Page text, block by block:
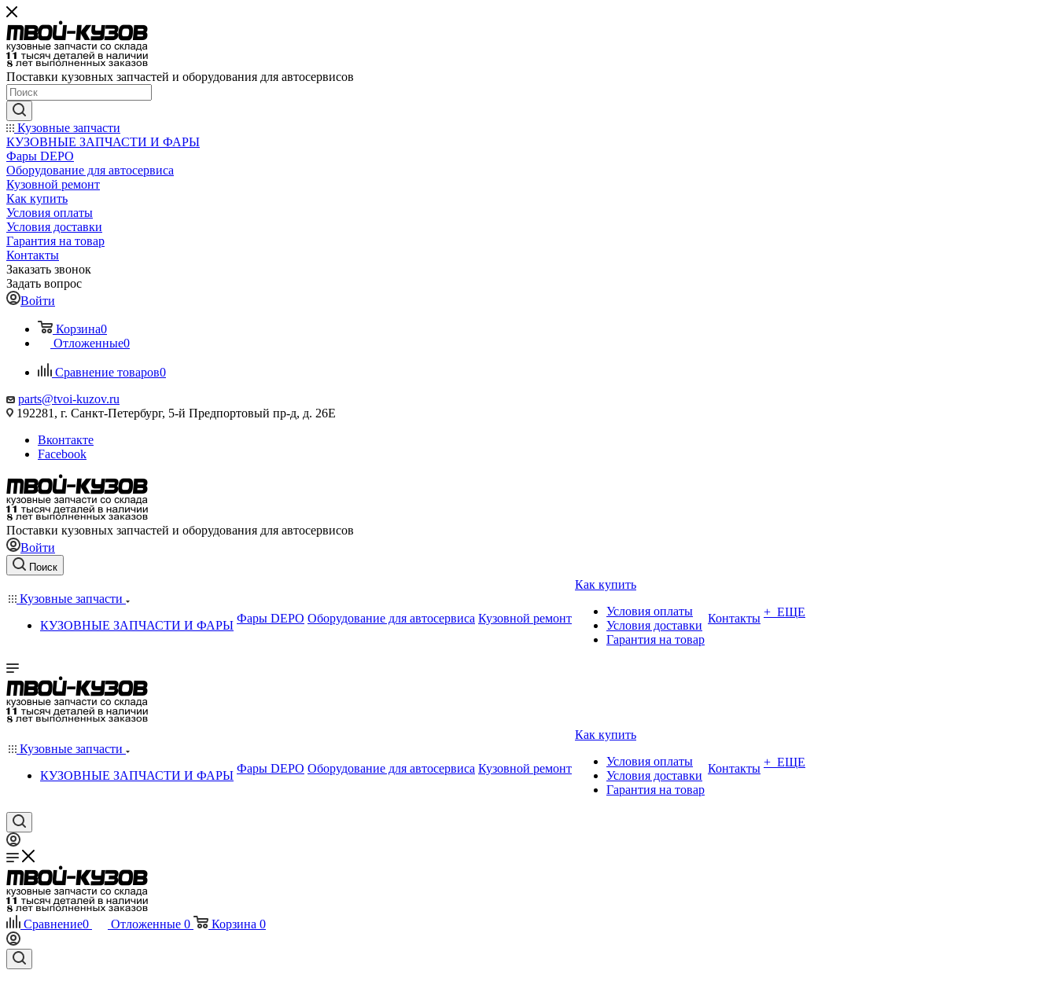
Поставки кузовных запчастей и оборудования для автосервисов
Кузовные запчасти
КУЗОВНЫЕ ЗАПЧАСТИ И ФАРЫ
Фары DEPO
Оборудование для автосервиса
Кузовной ремонт
Как купить
Условия оплаты
Условия доставки
Гарантия на товар
Контакты
Заказать звонок
Задать вопрос
Войти
Корзина0
Отложенные0
Сравнение товаров0
parts@tvoi-kuzov.ru
192281, г. Санкт-Петербург, 5-й Предпортовый пр-д, д. 26Е
Вконтакте
Facebook
Поставки кузовных запчастей и оборудования для автосервисов
Войти
Поиск
Кузовные запчасти
КУЗОВНЫЕ ЗАПЧАСТИ И ФАРЫ
Фары DEPO Оборудование для автосервиса Кузовной ремонт
Как купить
Условия оплаты
Условия доставки
Гарантия на товар
Контакты + ЕЩЕ
Кузовные запчасти
КУЗОВНЫЕ ЗАПЧАСТИ И ФАРЫ
Фары DEPO Оборудование для автосервиса Кузовной ремонт
Как купить
Условия оплаты
Условия доставки
Гарантия на товар
Контакты + ЕЩЕ
Сравнение0 Отложенные 0 Корзина 0